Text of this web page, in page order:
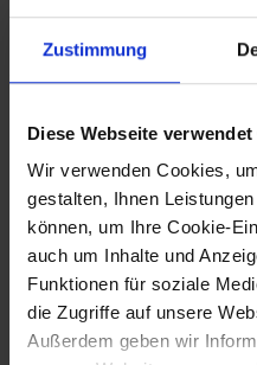
Zustimmung
Diese Webseite
Wir verwenden Cookies,
gestalten, Ihnen
können, um Ihre Cookie-
auch um Inhalte und
Funktionen für soziale
die Zugriffe auf unsere
Außerdem geben wir
reichen silbernen Rahmen.
tragen, sind so wie die Engel
(Quelle: P. Weninger,
S. 291)
Bilder (1)